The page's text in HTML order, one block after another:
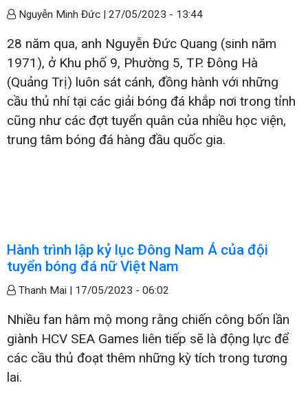
Nguyễn Minh Đức | 27/05/2023 - 13:44
28 năm qua, anh Nguyễn Đức Quang (sinh năm
1971), ở Khu phố 9, Phường 5, TP. Đông Hà
(Quảng Trị) luôn sát cánh, đồng hành với những
cầu thủ nhí tại các giải bóng đá khắp nơi trong tỉnh
cũng như các đợt tuyển quân của nhiều học viện,
trung tâm bóng đá hàng đầu quốc gia.
Hành trình lập kỷ lục Đông Nam Á của đội
tuyển bóng đá nữ Việt Nam
Thanh Mai | 17/05/2023 - 06:02
Nhiều fan hâm mộ mong rằng chiến công bốn lần
giành HCV SEA Games liên tiếp sẽ là động lực để
các cầu thủ đoạt thêm những kỳ tích trong tương
lai.